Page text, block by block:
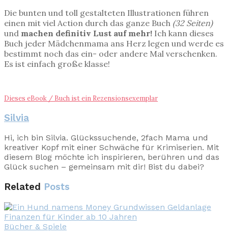
Die bunten und toll gestalteten Illustrationen führen
einen mit viel Action durch das ganze Buch (32 Seiten)
und machen definitiv Lust auf mehr! Ich kann dieses
Buch jeder Mädchenmama ans Herz legen und werde es
bestimmt noch das ein- oder andere Mal verschenken.
Es ist einfach große klasse!
Dieses eBook / Buch ist ein Rezensionsexemplar
Silvia
Hi, ich bin Silvia. Glückssuchende, 2fach Mama und
kreativer Kopf mit einer Schwäche für Krimiserien. Mit
diesem Blog möchte ich inspirieren, berühren und das
Glück suchen – gemeinsam mit dir! Bist du dabei?
Related Posts
Bücher & Spiele